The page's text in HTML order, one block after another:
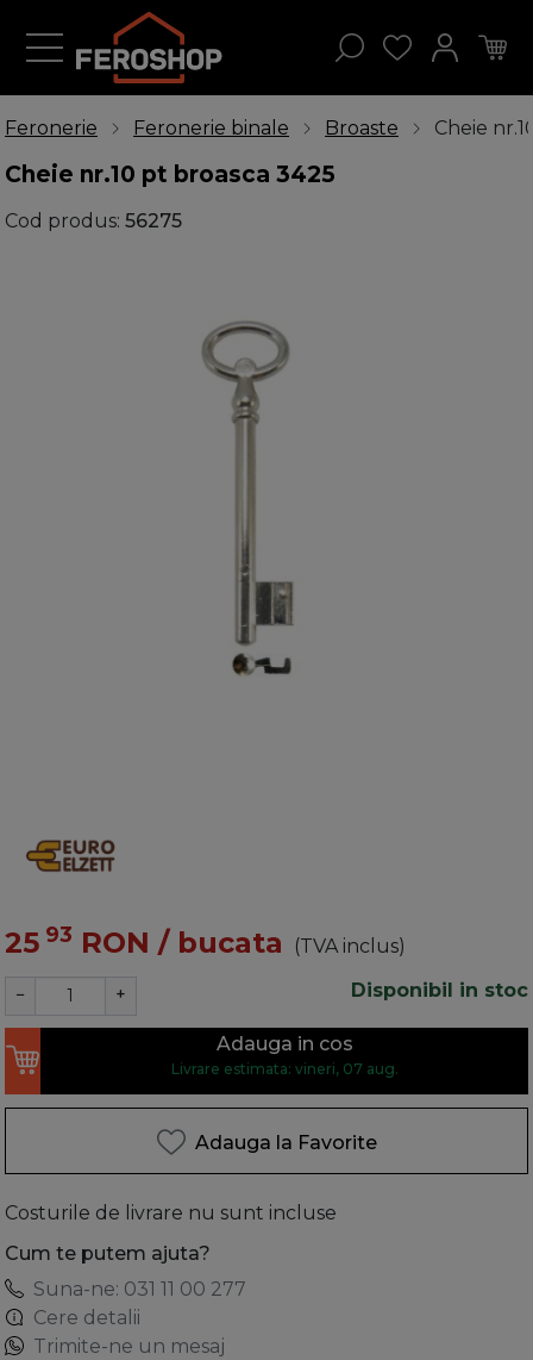
Feronerie Feronerie binale Broaste Cheie
Cheie nr.10 pt broasca 3425
Cod produs: 56275
25 93 RON / bucata
(TVA inclus)
Disponibil in stoc
− +
Adauga in cos
Livrare estimata: vineri, 07 aug.
Adauga la Favorite
Costurile de livrare nu sunt incluse
Cum te putem ajuta?
Suna-ne: 031 11 00 277
Cere detalii
Trimite-ne un mesaj